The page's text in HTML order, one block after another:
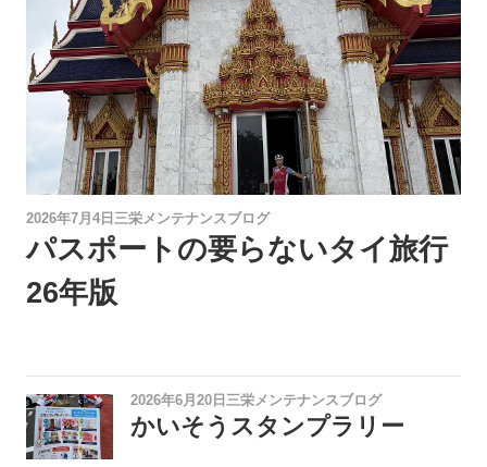
2026年7月4日 三栄メンテナンスブログ
パスポートの要らないタイ旅行
26年版
2026年6月20日 三栄メンテナンスブログ
かいそうスタンプラリー